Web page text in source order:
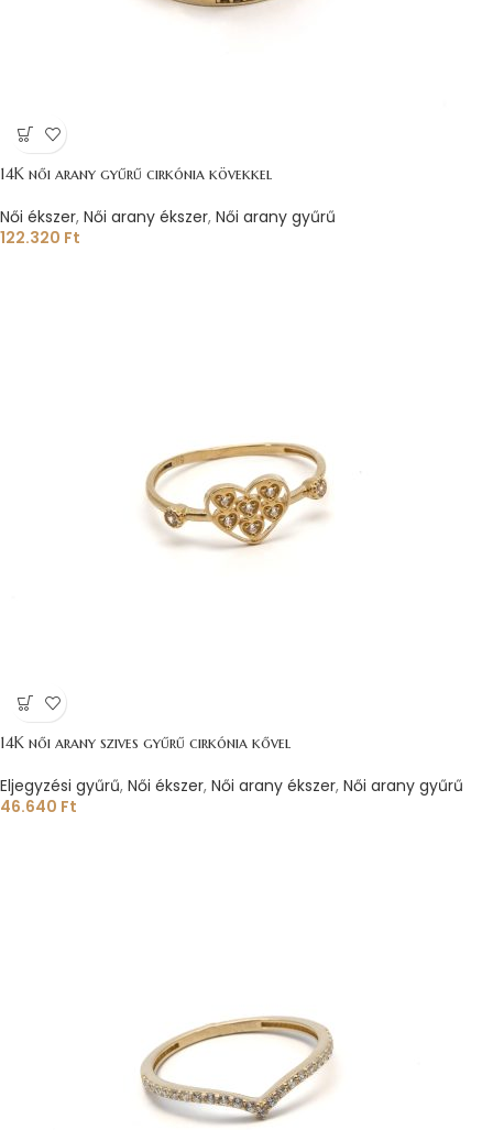
14K női arany gyűrű cirkónia kövekkel
Női ékszer, Női arany ékszer, Női arany gyűrű
122.320 Ft
14K női arany szives gyűrű cirkónia kővel
Eljegyzési gyűrű, Női ékszer, Női arany ékszer, Női arany gyűrű
46.640 Ft